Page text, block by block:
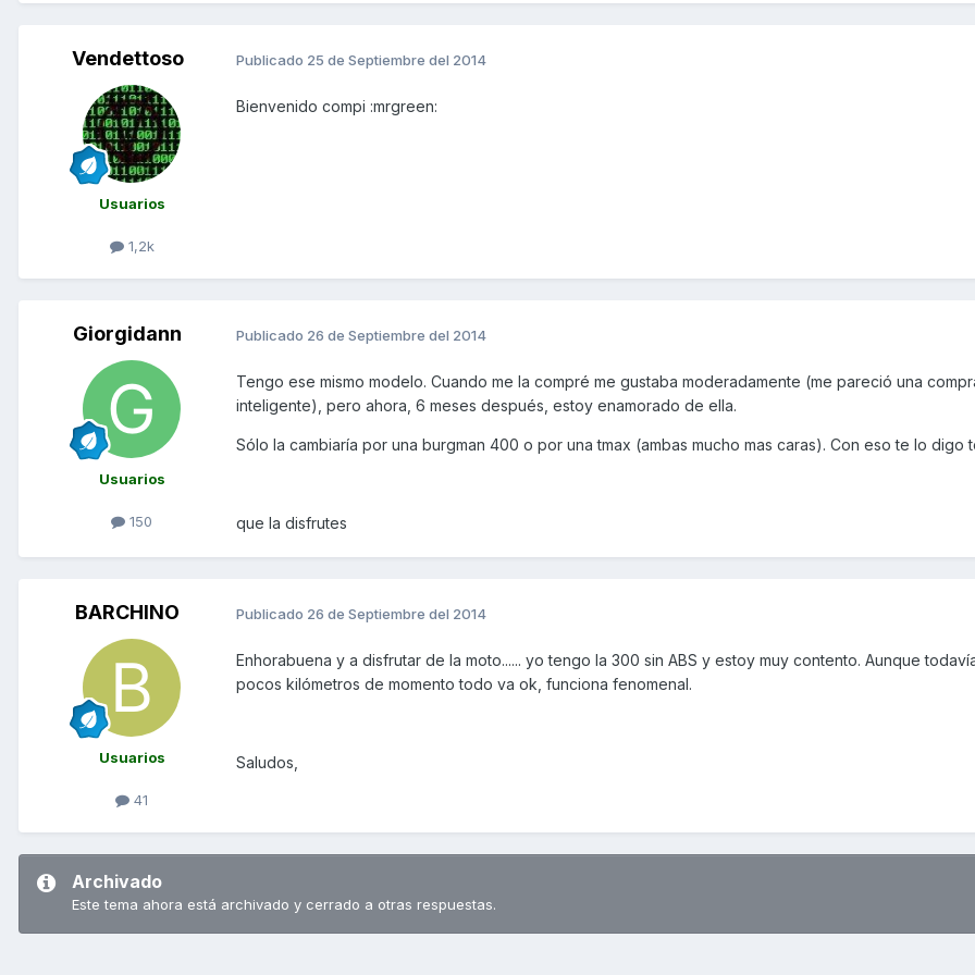
Vendettoso
Usuarios
1,2k
Publicado 25 de Septiembre del 2014
Bienvenido compi :mrgreen:
Giorgidann
Usuarios
150
Publicado 26 de Septiembre del 2014
Tengo ese mismo modelo. Cuando me la compré me gustaba moderadamente (me pareció una
inteligente), pero ahora, 6 meses después, estoy enamorado de ella.
Sólo la cambiaría por una burgman 400 o por una tmax (ambas mucho mas caras). Con eso te lo digo
que la disfrutes
BARCHINO
Usuarios
41
Publicado 26 de Septiembre del 2014
Enhorabuena y a disfrutar de la moto...... yo tengo la 300 sin ABS y estoy muy contento. Aunque
pocos kilómetros de momento todo va ok, funciona fenomenal.
Saludos,
Archivado
Este tema ahora está archivado y cerrado a otras respuestas.